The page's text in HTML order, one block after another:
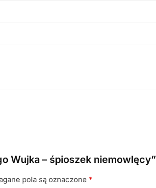
Wujka – śpioszek niemowlęcy”
pola są oznaczone *